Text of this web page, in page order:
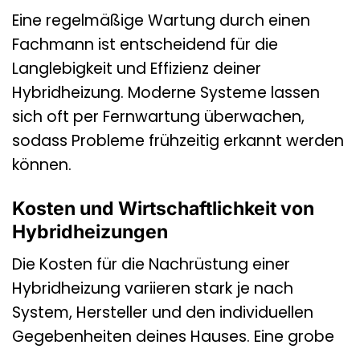
Eine regelmäßige Wartung durch einen
Fachmann ist entscheidend für die
Langlebigkeit und Effizienz deiner
Hybridheizung. Moderne Systeme lassen
sich oft per Fernwartung überwachen,
sodass Probleme frühzeitig erkannt werden
können.
Kosten und Wirtschaftlichkeit von
Hybridheizungen
Die Kosten für die Nachrüstung einer
Hybridheizung variieren stark je nach
System, Hersteller und den individuellen
Gegebenheiten deines Hauses. Eine grobe